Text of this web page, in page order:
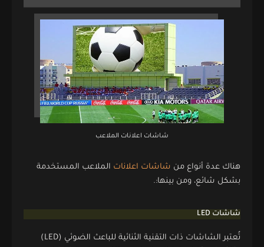
شاشات اعلانات الملاعب
هناك عدة أنواع من شاشات اعلانات الملاعب المستخدمة
بشكل شائع، ومن بينها:.
شاشات LED
تُعتبر الشاشات ذات التقنية الثنائية للباعث الضوئي (LED)